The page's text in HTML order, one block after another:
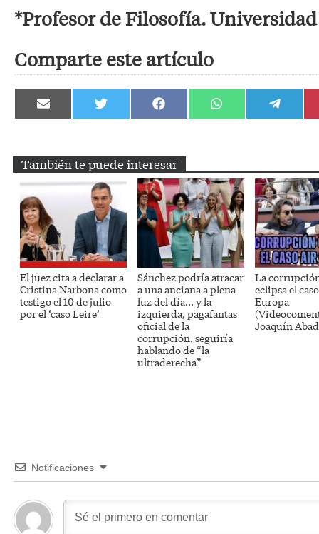
*Profesor de Filosofía.
Comparte este artículo
Compartir
en
Compartir
en
Compartir
en
Compartir
en
Compartir
en
También te puede interesar
El juez cita a declarar a
Cristina Narbona como
testigo el 10 de julio
por el ‘caso Leire’
Sánchez podría atracar
a una anciana a plena
luz del día… y la
izquierda, pagafantas
oficial de la
corrupción, seguiría
hablando de “la
ultraderecha”
La
eclipsa el
Europa
Joaquín
Notificaciones